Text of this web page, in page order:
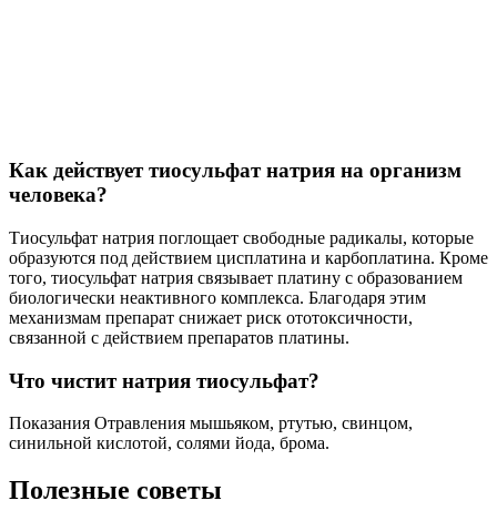
Как действует тиосульфат натрия на организм
человека?
Тиосульфат натрия поглощает свободные радикалы, которые
образуются под действием цисплатина и карбоплатина. Кроме
того, тиосульфат натрия связывает платину с образованием
биологически неактивного комплекса. Благодаря этим
механизмам препарат снижает риск ототоксичности,
связанной с действием препаратов платины.
Что чистит натрия тиосульфат?
Показания Отравления мышьяком, ртутью, свинцом,
синильной кислотой, солями йода, брома.
Полезные советы